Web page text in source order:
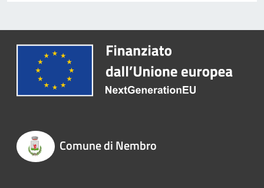
Comune di Nembro